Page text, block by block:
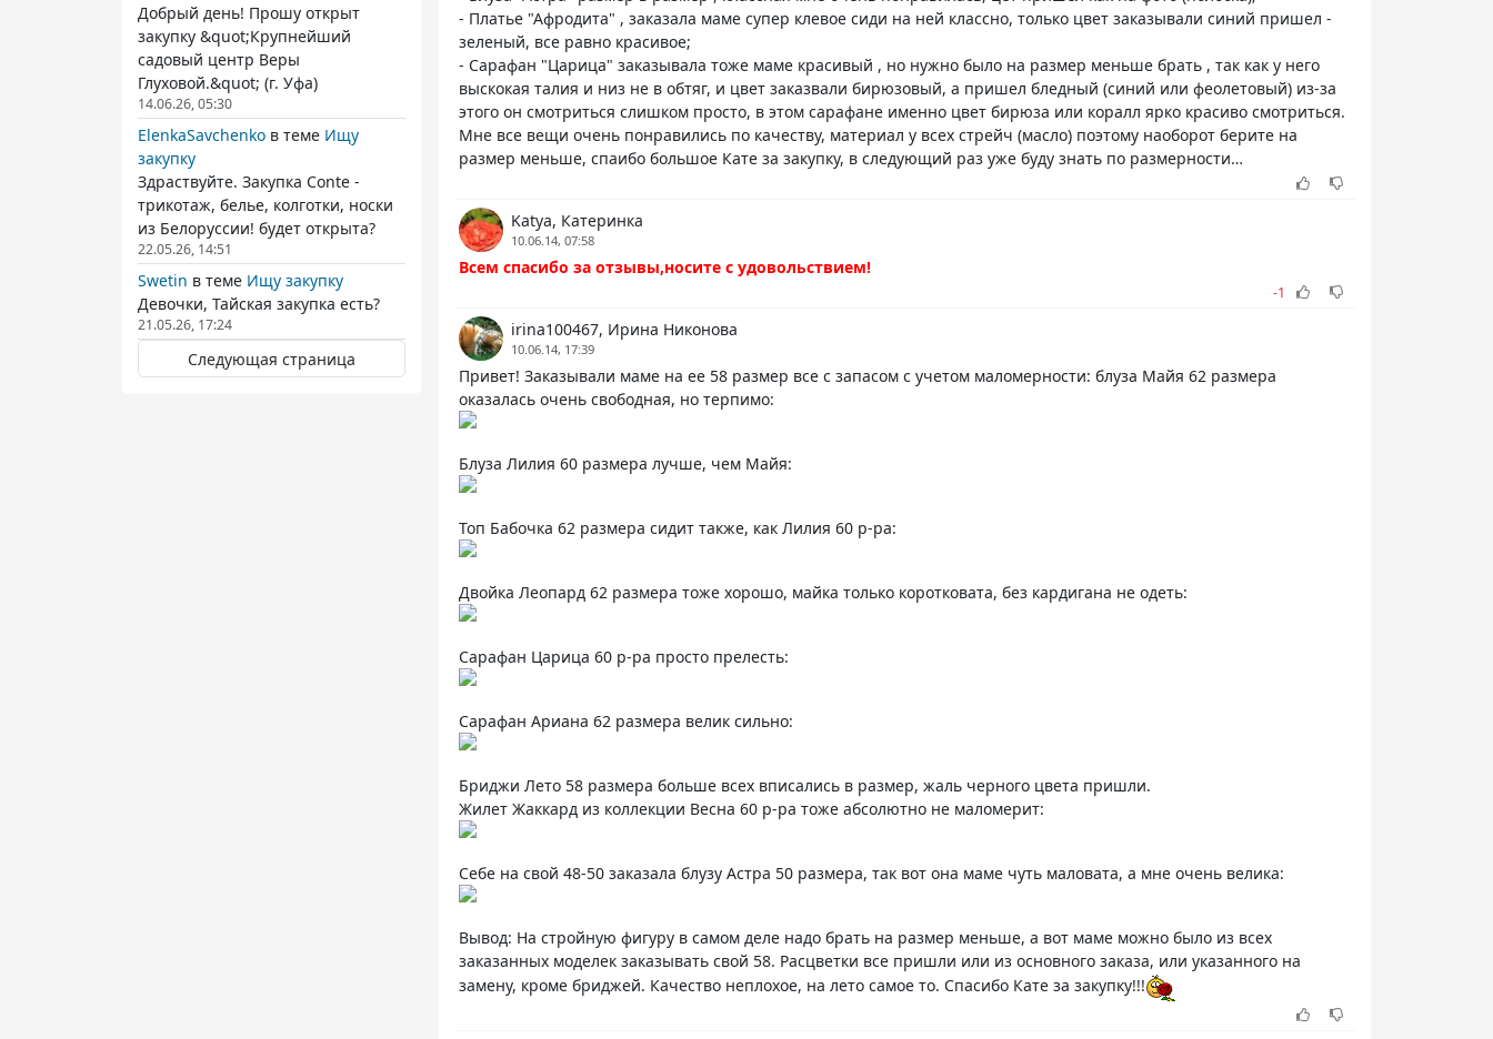
Добрый день! Прошу открыт
закупку &quot;Крупнейший
садовый центр Веры
Глуховой.&quot; (г. Уфа)
14.06.26, 05:30
ElenkaSavchenko в теме Ищу
закупку
Здраствуйте. Закупка Conte -
трикотаж, белье, колготки, носки
из Белоруссии! будет открыта?
22.05.26, 14:51
Swetin в теме Ищу закупку
Девочки, Тайская закупка есть?
21.05.26, 17:24
Следующая страница
- Платье "Афродита" , заказала маме супер клевое сиди на ней классно, только цвет заказывали синий пришел -
зеленый, все равно красивое;
- Сарафан "Царица" заказывала тоже маме красивый , но нужно было на размер меньше брать , так как у него
выскокая талия и низ не в обтяг, и цвет заказвали бирюзовый, а пришел бледный (синий или феолетовый) из-за
этого он смотриться слишком просто, в этом сарафане именно цвет бирюза или коралл ярко красиво смотриться.
Мне все вещи очень понравились по качеству, материал у всех стрейч (масло) поэтому наоборот берите на
размер меньше, спаибо большое Кате за закупку, в следующий раз уже буду знать по размерности…
Katya, Катеринка
10.06.14, 07:58
Всем спасибо за отзывы,носите с удовольствием!
-1
irina100467, Ирина Никонова
10.06.14, 17:39
Привет! Заказывали маме на ее 58 размер все с запасом с учетом маломерности: блуза Майя 62 размера
оказалась очень свободная, но терпимо:
Блуза Лилия 60 размера лучше, чем Майя:
Топ Бабочка 62 размера сидит также, как Лилия 60 р-ра:
Двойка Леопард 62 размера тоже хорошо, майка только коротковата, без кардигана не одеть:
Сарафан Царица 60 р-ра просто прелесть:
Сарафан Ариана 62 размера велик сильно:
Бриджи Лето 58 размера больше всех вписались в размер, жаль черного цвета пришли.
Жилет Жаккард из коллекции Весна 60 р-ра тоже абсолютно не маломерит:
Себе на свой 48-50 заказала блузу Астра 50 размера, так вот она маме чуть маловата, а мне очень велика:
Вывод: На стройную фигуру в самом деле надо брать на размер меньше, а вот маме можно было из всех
заказанных моделек заказывать свой 58. Расцветки все пришли или из основного заказа, или указанного на
замену, кроме бриджей. Качество неплохое, на лето самое то. Спасибо Кате за закупку!!!